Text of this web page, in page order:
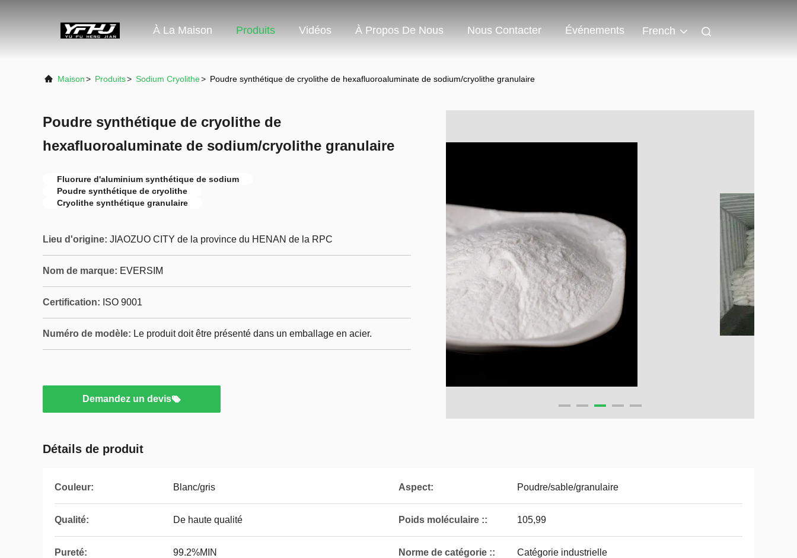
À La Maison Produits Vidéos À Propos De Nous Nous Contacter Événements French
Maison> Produits> Sodium Cryolithe> Poudre synthétique de cryolithe de hexafluoroaluminate de sodium/cryolithe granulaire
Poudre synthétique de cryolithe de
hexafluoroaluminate de sodium/cryolithe granulaire
Fluorure d'aluminium synthétique de sodium
Poudre synthétique de cryolithe
Cryolithe synthétique granulaire
Lieu d'origine: JIAOZUO CITY de la province du HENAN de la RPC
Nom de marque: EVERSIM
Certification: ISO 9001
Numéro de modèle: Le produit doit être présenté dans un emballage en acier.
Demandez un devis
Détails de produit
Couleur: Blanc/gris Aspect: Poudre/sable/granulaire
Qualité: De haute qualité Poids moléculaire :: 105,99
Pureté: 99.2%MIN Norme de catégorie :: Catégorie industrielle